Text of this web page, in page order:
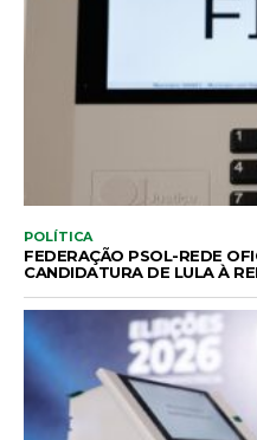
POLÍTICA
FEDERAÇÃO PSOL-REDE
CANDIDATURA DE LULA À